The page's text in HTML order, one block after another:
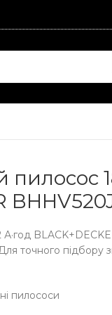
точного підбору
пилососи